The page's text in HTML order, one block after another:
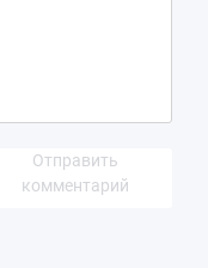
Отправить
комментарий